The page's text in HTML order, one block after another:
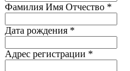
Фамилия Имя Отчество *
Дата рождения *
Адрес регистрации *